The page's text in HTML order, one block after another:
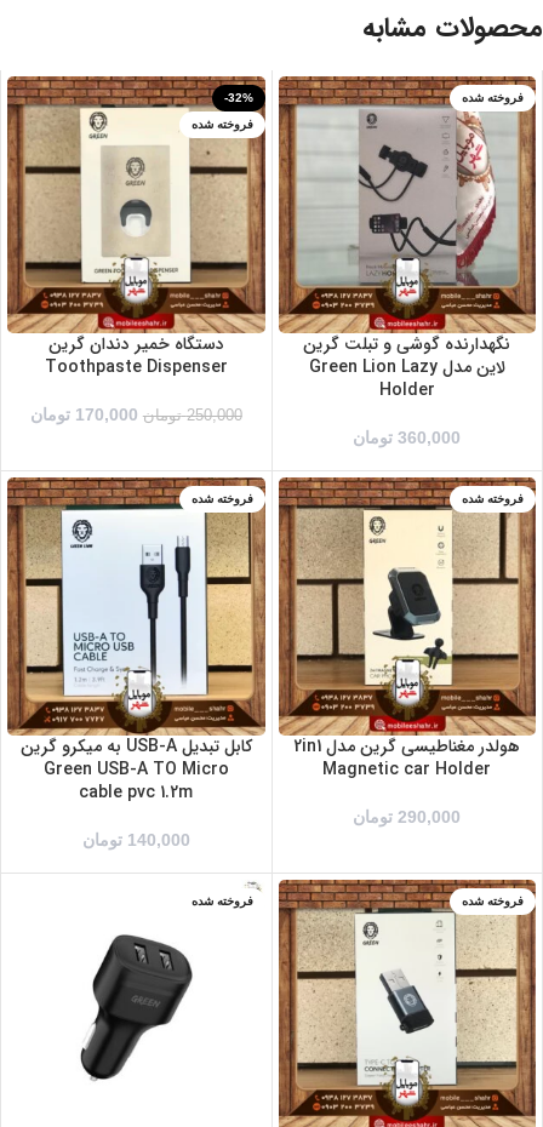
محصولات مشابه
فروخته شده
نگهدارنده گوشی و تبلت گرین
لاین مدل Green Lion Lazy
Holder
360,000 تومان
-32%
فروخته شده
دستگاه خمیر دندان گرین
Toothpaste Dispenser
250,000 تومان 170,000 تومان
فروخته شده
هولدر مغناطیسی گرین مدل 2in1
Magnetic car Holder
290,000 تومان
فروخته شده
کابل تبدیل USB-A به میکرو گرین
Green USB-A TO Micro
cable pvc 1.2m
140,000 تومان
فروخته شده فروخته شده